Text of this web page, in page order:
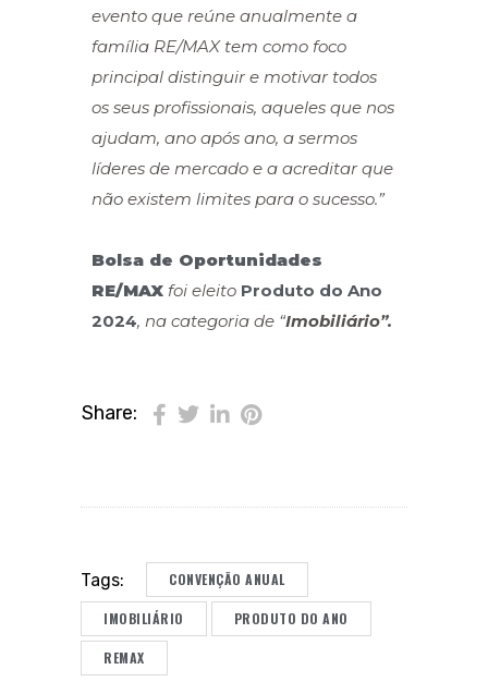
evento que reúne anualmente a
família RE/MAX tem como foco
principal distinguir e motivar todos
os seus profissionais, aqueles que nos
ajudam, ano após ano, a sermos
líderes de mercado e a acreditar que
não existem limites para o sucesso.”
Bolsa de Oportunidades
RE/MAX foi eleito Produto do Ano
2024, na categoria de “Imobiliário”.
Share:
Tags: CONVENÇÃO ANUAL
IMOBILIÁRIO PRODUTO DO ANO
REMAX